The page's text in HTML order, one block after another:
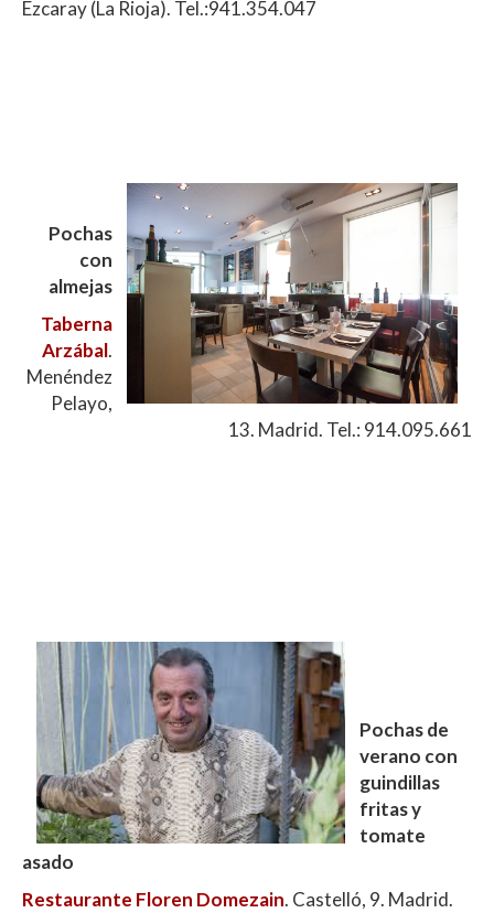
Ezcaray (La Rioja). Tel.:941.354.047
Pochas
con
almejas
Taberna
Arzábal.
Menéndez
Pelayo,
13. Madrid. Tel.: 914.095.661
Pochas de
verano con
guindillas
fritas y
tomate
asado
Restaurante Floren Domezain. Castelló, 9. Madrid.